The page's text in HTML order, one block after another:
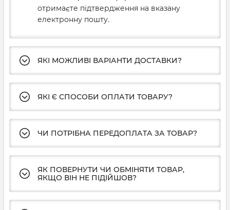
отримаєте підтвердження на вказану
електронну пошту.
ЯКІ МОЖЛИВІ ВАРІАНТИ ДОСТАВКИ?
ЯКІ Є СПОСОБИ ОПЛАТИ ТОВАРУ?
ЧИ ПОТРІБНА ПЕРЕДОПЛАТА ЗА ТОВАР?
ЯК ПОВЕРНУТИ ЧИ ОБМІНЯТИ ТОВАР,
ЯКЩО ВІН НЕ ПІДІЙШОВ?